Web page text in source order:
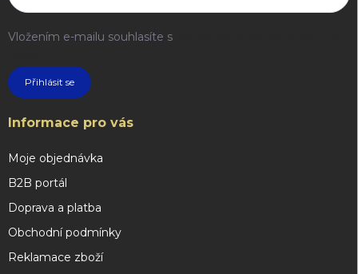
Vložením e-mailu souhlasíte s
Přihlásit se
Informace pro vás
Moje objednávka
B2B portál
Doprava a platba
Obchodní podmínky
Reklamace zboží